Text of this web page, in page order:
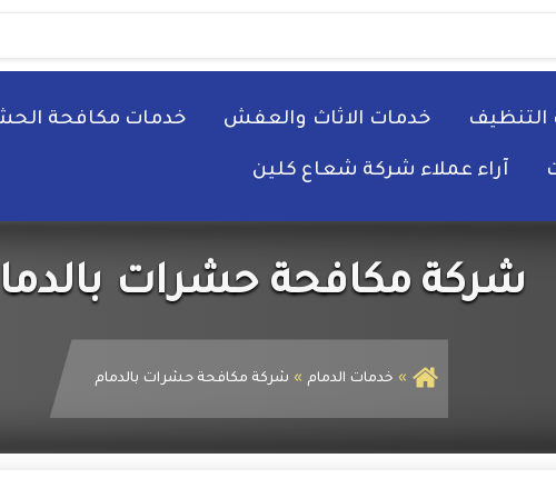
التنظيف خدمات الاثاث والعفش خدمات مكافحة
آراء عملاء شركة شعاع كلين
شركة مكافحة حشرات
خدمات الدمام شركة مكافحة حشرات بالدمام